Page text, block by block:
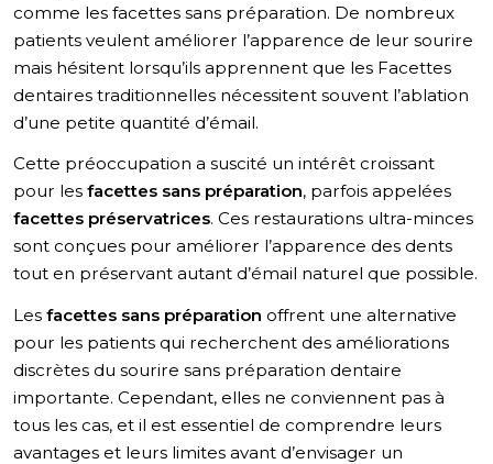
Qui est un bon candidat pour les Facettes sans préparation ?
Quelle est la durée de vie des Facettes sans préparation ?
Facteurs influant sur la longévité des Facettes sans préparation (longévité facettes sans préparation)
Comment choisir la bonne option de facette pour votre sourire
Facettes sans préparation en Turquie avec MCAN Dental
comme les facettes sans préparation. De nombreux
patients veulent améliorer l’apparence de leur sourire
mais hésitent lorsqu’ils apprennent que les Facettes
dentaires traditionnelles nécessitent souvent l’ablation
d’une petite quantité d’émail.
Cette préoccupation a suscité un intérêt croissant
pour les facettes sans préparation, parfois appelées
facettes préservatrices. Ces restaurations ultra-minces
sont conçues pour améliorer l’apparence des dents
tout en préservant autant d’émail naturel que possible.
Les facettes sans préparation offrent une alternative
pour les patients qui recherchent des améliorations
discrètes du sourire sans préparation dentaire
importante. Cependant, elles ne conviennent pas à
tous les cas, et il est essentiel de comprendre leurs
avantages et leurs limites avant d’envisager un